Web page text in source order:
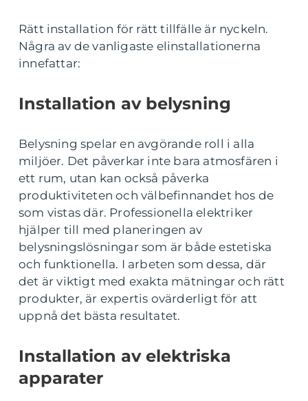
Rätt installation för rätt tillfälle är nyckeln.
Några av de vanligaste elinstallationerna
innefattar:
Installation av belysning
Belysning spelar en avgörande roll i alla
miljöer. Det påverkar inte bara atmosfären i
ett rum, utan kan också påverka
produktiviteten och välbefinnandet hos de
som vistas där. Professionella elektriker
hjälper till med planeringen av
belysningslösningar som är både estetiska
och funktionella. I arbeten som dessa, där
det är viktigt med exakta mätningar och rätt
produkter, är expertis ovärderligt för att
uppnå det bästa resultatet.
Installation av elektriska
apparater